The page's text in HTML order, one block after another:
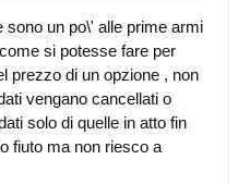
sono un po\' alle prime armi
si potesse fare per
prezzo di un opzione , non
vengano cancellati o
solo di quelle in atto fin
fiuto ma non riesco a